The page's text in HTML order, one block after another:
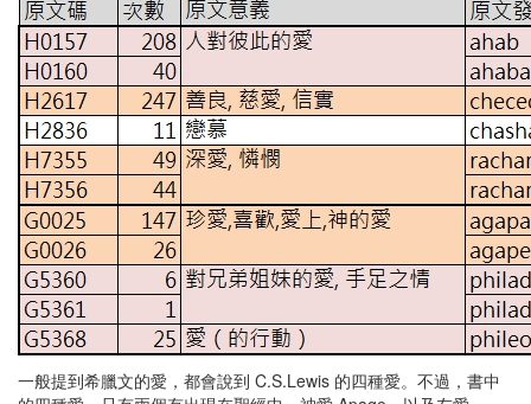
一般提到希臘文的愛，都會說到 C.S.Lewis 的四種愛。不過，書中